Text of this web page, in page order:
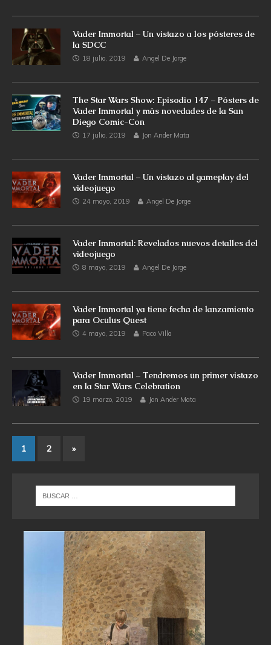
Vader Immortal – Un vistazo a los pósteres de
la SDCC
18 julio, 2019 Angel De Jorge
The Star Wars Show: Episodio 147 – Pósters de
Vader Immortal y más novedades de la San
Diego Comic-Con
17 julio, 2019 Jon Ander Mata
Vader Immortal – Un vistazo al gameplay del
videojuego
24 mayo, 2019 Angel De Jorge
Vader Immortal: Revelados nuevos detalles del
videojuego
8 mayo, 2019 Angel De Jorge
Vader Immortal ya tiene fecha de lanzamiento
para Oculus Quest
4 mayo, 2019 Paco Villa
Vader Immortal – Tendremos un primer vistazo
en la Star Wars Celebration
19 marzo, 2019 Jon Ander Mata
1 2 »